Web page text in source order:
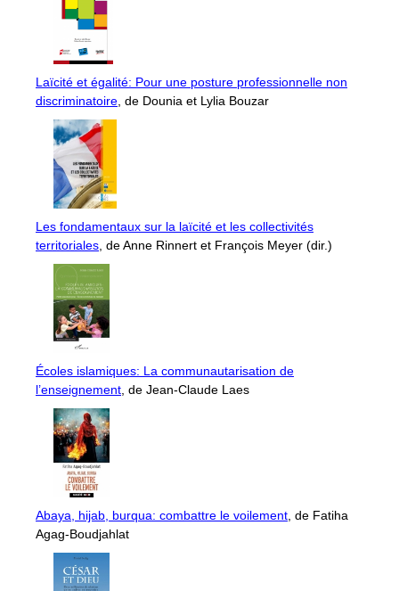
Laïcité et égalité: Pour une posture professionnelle non
discriminatoire , de Dounia et Lylia Bouzar
Les fondamentaux sur la laïcité et les collectivités
territoriales , de Anne Rinnert et François Meyer (dir.)
Écoles islamiques: La communautarisation de
l’enseignement , de Jean-Claude Laes
Abaya, hijab, burqua: combattre le voilement , de Fatiha
Agag-Boudjahlat